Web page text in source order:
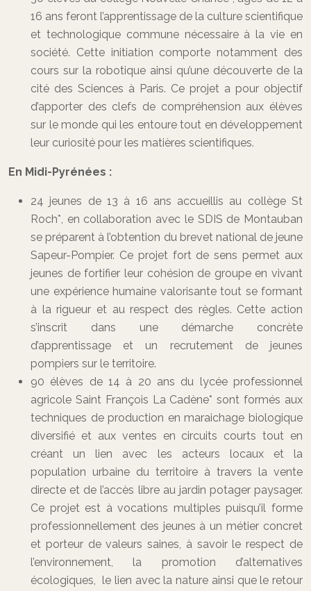
16 ans feront l’apprentissage de la culture scientifique
et technologique commune nécessaire à la vie en
société. Cette initiation comporte notamment des
cours sur la robotique ainsi qu’une découverte de la
cité des Sciences à Paris. Ce projet a pour objectif
d’apporter des clefs de compréhension aux élèves
sur le monde qui les entoure tout en développement
leur curiosité pour les matières scientifiques.
En Midi-Pyrénées :
24 jeunes de 13 à 16 ans accueillis au collège St
Roch*, en collaboration avec le SDIS de Montauban
se préparent à l’obtention du brevet national de jeune
Sapeur-Pompier. Ce projet fort de sens permet aux
jeunes de fortifier leur cohésion de groupe en vivant
une expérience humaine valorisante tout se formant
à la rigueur et au respect des règles. Cette action
s’inscrit dans une démarche concrète
d’apprentissage et un recrutement de jeunes
pompiers sur le territoire.
90 élèves de 14 à 20 ans du lycée professionnel
agricole Saint François La Cadène* sont formés aux
techniques de production en maraichage biologique
diversifié et aux ventes en circuits courts tout en
créant un lien avec les acteurs locaux et la
population urbaine du territoire à travers la vente
directe et de l’accès libre au jardin potager paysager.
Ce projet est à vocations multiples puisqu’il forme
professionnellement des jeunes à un métier concret
et porteur de valeurs saines, à savoir le respect de
l’environnement, la promotion d’alternatives
écologiques, le lien avec la nature ainsi que le retour